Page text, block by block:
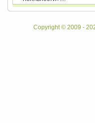
Copyright © 2009 -